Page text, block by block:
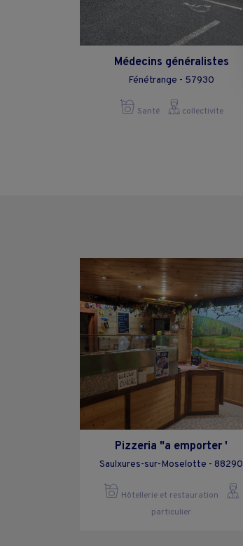
Médecins généralistes
Fénétrange - 57930
Santé collectivite
Pizzeria "a emporter '
Saulxures-sur-Moselotte - 88290
Hôtellerie et restauration
particulier